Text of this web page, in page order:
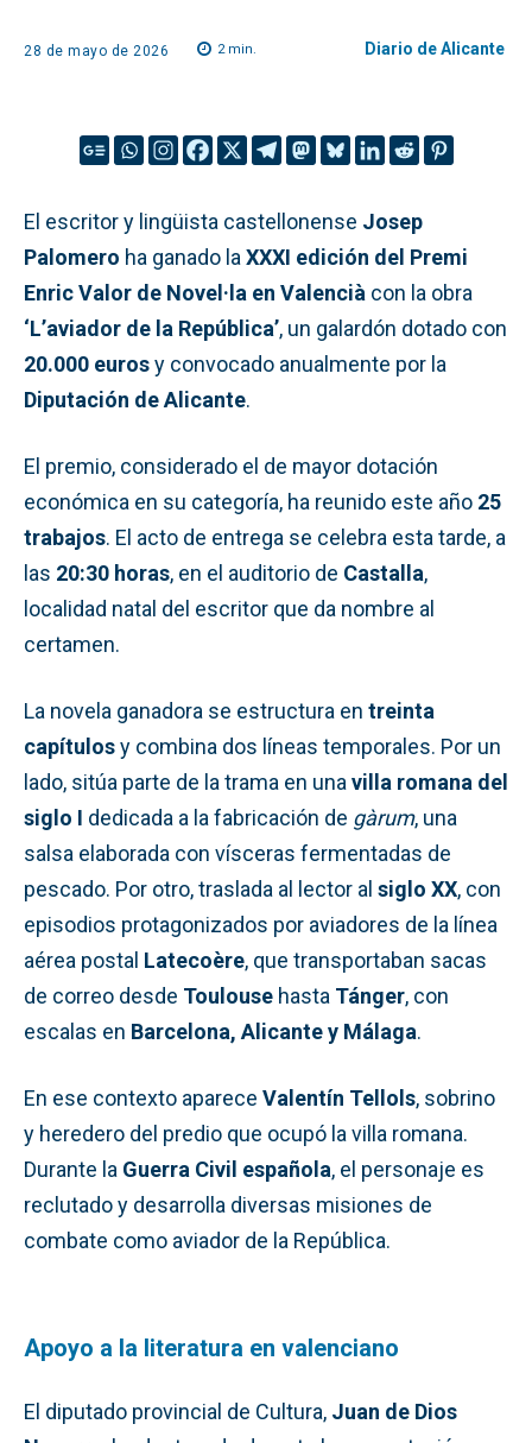
28 de mayo de 2026 2min. Diario de Alicante
El escritor y lingüista castellonense Josep
Palomero ha ganado la XXXI edición del Premi
Enric Valor de Novel·la en Valencià con la obra
‘L’aviador de la República’, un galardón dotado con
20.000 eurosy convocado anualmente por la
Diputación de Alicante.
El premio, considerado el de mayor dotación
económica en su categoría, ha reunido este año 25
trabajos. El acto de entrega se celebra esta tarde, a
las 20:30 horas, en el auditorio de Castalla,
localidad natal del escritor que da nombre al
certamen.
La novela ganadora se estructura en treinta
capítulosy combina dos líneas temporales. Por un
lado, sitúa parte de la trama en una villa romana del
siglo I dedicada a la fabricación de gàrum, una
salsa elaborada con vísceras fermentadas de
pescado. Por otro, traslada al lector al siglo XX, con
episodios protagonizados por aviadores de la línea
aérea postal Latecoère, que transportaban sacas
de correo desde Toulouse hasta Tánger, con
escalas en Barcelona, Alicante y Málaga.
En ese contexto aparece Valentín Tellols, sobrino
y heredero del predio que ocupó la villa romana.
Durante la Guerra Civil española, el personaje es
reclutado y desarrolla diversas misiones de
combate como aviador de la República.
Apoyo a la literatura en valenciano
El diputado provincial de Cultura, Juan de Dios